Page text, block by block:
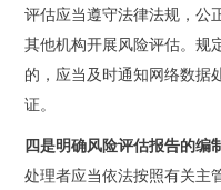
评估应当遵守法律法规，公
其他机构开展风险评估。规
的，应当及时通知网络数据
证。
四是明确风险评估报告的编
处理者应当依法按照有关主